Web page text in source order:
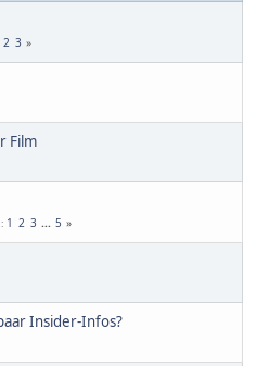
2 3
Film
1 2 3 ... 5
Insider-Infos?